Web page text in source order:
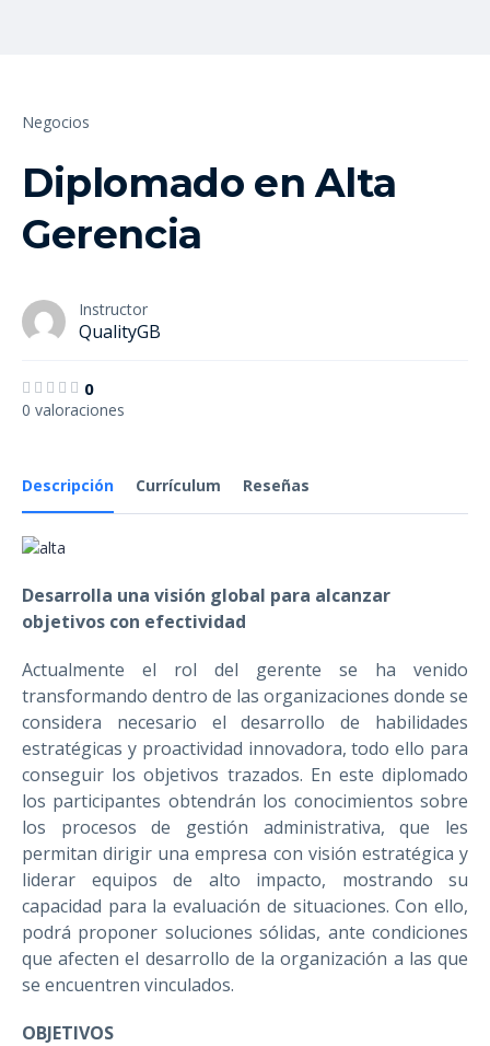
Negocios
Diplomado en Alta
Gerencia
Instructor
QualityGB
0
0 valoraciones
Descripción Currículum Reseñas
Desarrolla una visión global para alcanzar
objetivos con efectividad
Actualmente el rol del gerente se ha venido
transformando dentro de las organizaciones donde se
considera necesario el desarrollo de habilidades
estratégicas y proactividad innovadora, todo ello para
conseguir los objetivos trazados. En este diplomado
los participantes obtendrán los conocimientos sobre
los procesos de gestión administrativa, que les
permitan dirigir una empresa con visión estratégica y
liderar equipos de alto impacto, mostrando su
capacidad para la evaluación de situaciones. Con ello,
podrá proponer soluciones sólidas, ante condiciones
que afecten el desarrollo de la organización a las que
se encuentren vinculados.
OBJETIVOS